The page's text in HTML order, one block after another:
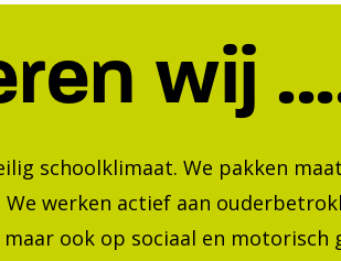
wij
werken actief aan
ook op sociaal en
alleen kennis, maar juist ook